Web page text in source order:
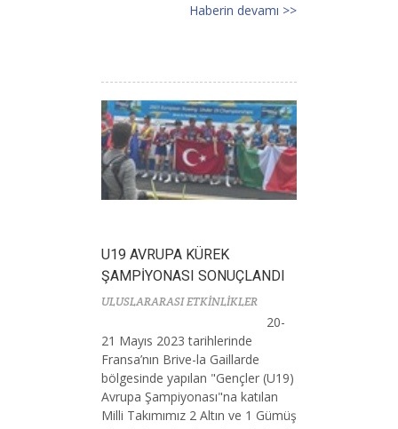
Haberin devamı >>
U19 AVRUPA KÜREK
ŞAMPİYONASI SONUÇLANDI
ULUSLARARASI ETKİNLİKLER
20-
21 Mayıs 2023 tarihlerinde
Fransa’nın Brive-la Gaillarde
bölgesinde yapılan "Gençler (U19)
Avrupa Şampiyonası"na katılan
Milli Takımımız 2 Altın ve 1 Gümüş